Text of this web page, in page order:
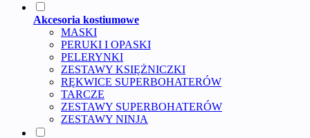
Akcesoria kostiumowe
MASKI
PERUKI I OPASKI
PELERYNKI
ZESTAWY KSIĘŻNICZKI
RĘKWICE SUPERBOHATERÓW
TARCZE
ZESTAWY SUPERBOHATERÓW
ZESTAWY NINJA